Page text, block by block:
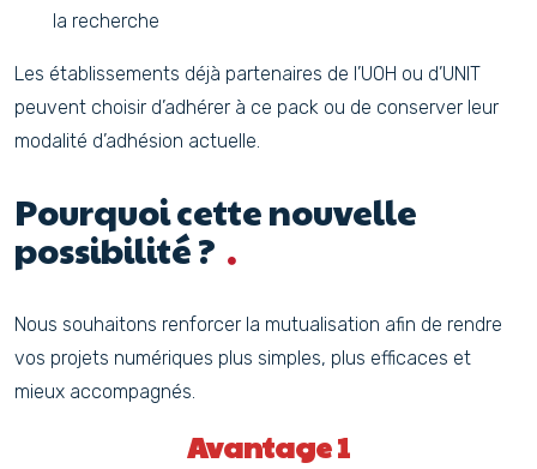
la recherche
Les établissements déjà partenaires de l’UOH ou d’UNIT
peuvent choisir d’adhérer à ce pack ou de conserver leur
modalité d’adhésion actuelle.
Pourquoi cette nouvelle
possibilité ?
Nous souhaitons renforcer la mutualisation afin de rendre
vos projets numériques plus simples, plus efficaces et
mieux accompagnés.
Avantage 1